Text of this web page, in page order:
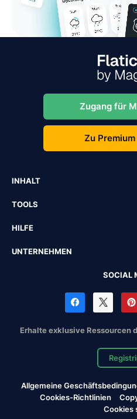
Zugang für
Zu
INHALT
TOOLS
HILFE
UNTERNEHMEN
SOCIAL
Erhalte exklusive Ressourcen
Allgemeine
Cookies-Richtlinien
Cookies